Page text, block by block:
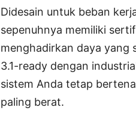
Didesain untuk beban
sepenuhnya memiliki
menghadirkan daya yang
3.1-ready dengan
sistem Anda tetap
paling berat.